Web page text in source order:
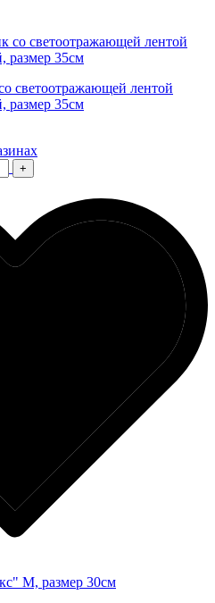
светоотражающей лентой
размер 35см
+